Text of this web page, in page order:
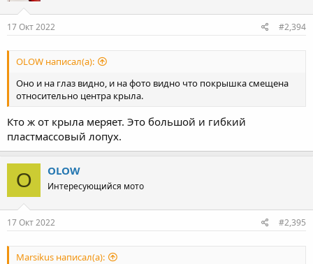
17 Окт 2022 #2,394
OLOW написал(а):
Оно и на глаз видно, и на фото видно что покрышка смещена
относительно центра крыла.
Кто ж от крыла меряет. Это большой и гибкий
пластмассовый лопух.
O OLOW
Интересующийся мото
17 Окт 2022 #2,395
Marsikus написал(а):